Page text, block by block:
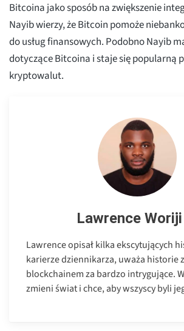
Bitcoina jako sposób na zwiększenie
Nayib wierzy, że Bitcoin pomoże
do usług finansowych. Podobno Nayib
dotyczące Bitcoina i staje się popularną
kryptowalut.
Lawrence Woriji
Lawrence opisał kilka ekscytujących
karierze dziennikarza, uważa historie
blockchainem za bardzo intrygujące.
zmieni świat i chce, aby wszyscy byli